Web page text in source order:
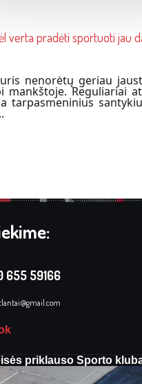
verta pradėti sportuoti jau
nenorėtų geriau
mankštoje. Reguliariai
tarpasmeninius
655 59166
priklauso Sporto